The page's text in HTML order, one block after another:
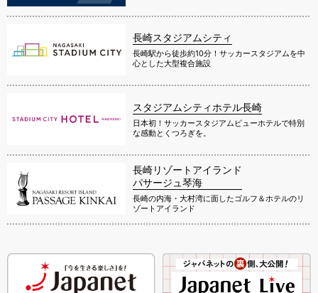
長崎スタジアムシティ
長崎駅から徒歩約10分！サッカースタジアムを中
心とした大型複合施設
スタジアムシティホテル長崎
日本初！サッカースタジアムビューホテルで特別
な感動とくつろぎを。
長崎リゾートアイランド
パサージュ琴海
長崎の内海・大村湾に面したゴルフ＆ホテルのリ
ゾートアイランド